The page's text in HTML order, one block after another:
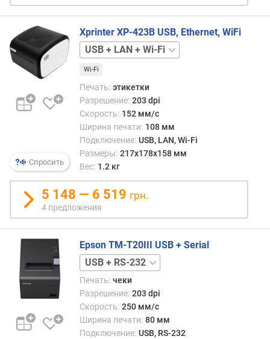
ш
и
е
п
ч
а
d
p
)
о
и
ч
е
с
т
в
Спросить
Xprinter XP-423B USB, Ethernet, WiFi
USBUSB
+
LANUSB
+
RS-
232USB
+
Wi-
Wi-Fi
Печать: этикетки
Разрешение: 203 dpi
Скорость: 152 мм/с
Ширина печати: 108 мм
Подключение: USB, LAN, Wi-Fi
Размеры: 217x178x158 мм
Вес: 1.2 кг
5 148 — 6 519 грн.
4 предложения
Epson TM-T20III USB + Serial
LAN
Печать: чеки
Разрешение: 203 dpi
Скорость: 250 мм/с
Ширина печати: 80 мм
Подключение: USB, RS-232